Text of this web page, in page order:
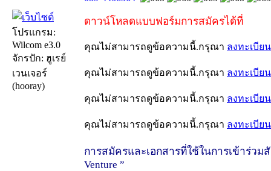
โปรแกรม:
Wilcom e3.0
จักรปัก: ฮูเรย์
เวนเจอร์
(hooray)
ดาวน์โหลดแบบฟอร์มการสมัครได้ที่
คุณไม่สามารถดูข้อความนี้.กรุณา ลงทะเบียน
คุณไม่สามารถดูข้อความนี้.กรุณา ลงทะเบียน
คุณไม่สามารถดูข้อความนี้.กรุณา ลงทะเบียน
คุณไม่สามารถดูข้อความนี้.กรุณา ลงทะเบียน
การสมัครและเอกสารที่ใช้ในการเข้าร่วม
Venture ”